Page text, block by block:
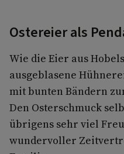
Ostereier als
Wie die Eier aus
ausgeblasene
mit bunten Bändern
Den Osterschmuck
übrigens sehr viel
wundervoller